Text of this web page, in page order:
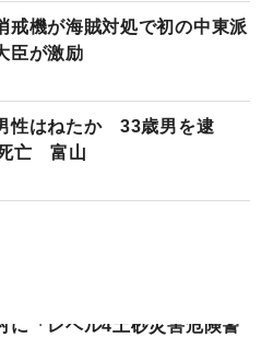
戒機が海賊対処で初の中東派
臣が激励
性はねたか 33歳男を逮
亡 富山
に「レベル4土砂災害危険警